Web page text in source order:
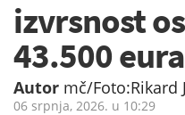
izvrsnost
43.500 eura
Autor mč/Foto:Rikard
06 srpnja, 2026. u 10:29